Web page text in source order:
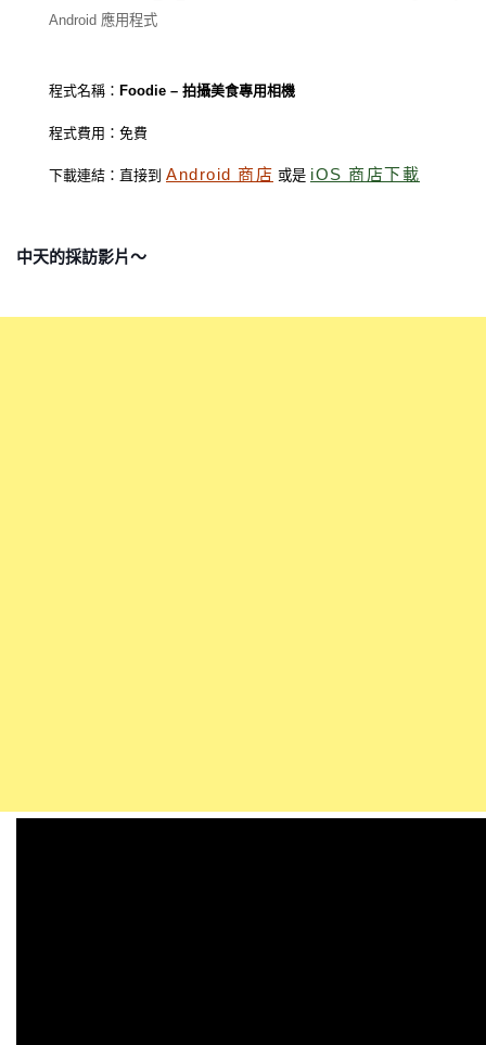
程式名稱： Foodie – 拍攝美食專用相機
程式費用：免費
下載連結：直接到 Android 商店 或是 iOS 商店下載
中天的採訪影片～